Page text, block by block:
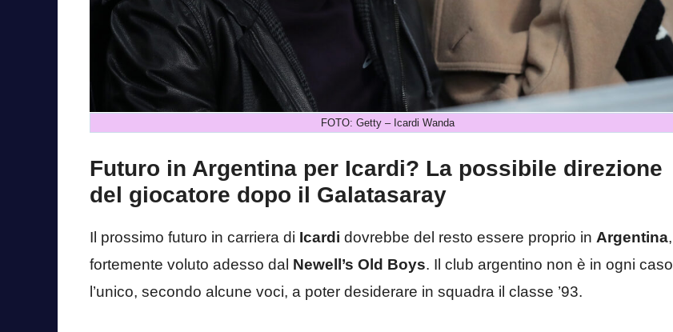
FOTO: Getty – Icardi Wanda
Futuro in Argentina per Icardi? La possibile direzione
del giocatore dopo il Galatasaray
Il prossimo futuro in carriera di Icardi dovrebbe del resto essere proprio in Argentina,
fortemente voluto adesso dal Newell’s Old Boys. Il club argentino non è in ogni caso
l’unico, secondo alcune voci, a poter desiderare in squadra il classe ’93.